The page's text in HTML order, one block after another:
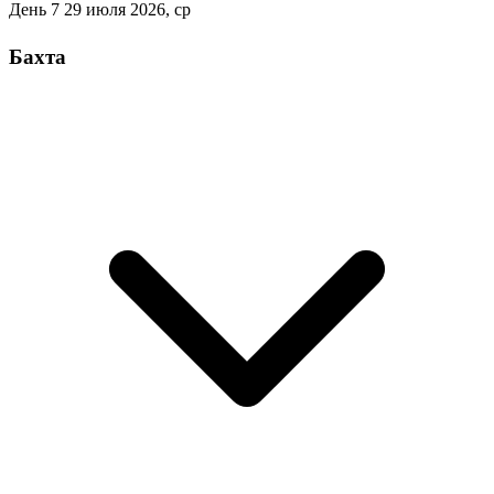
День 7 29 июля 2026, ср
Бахта